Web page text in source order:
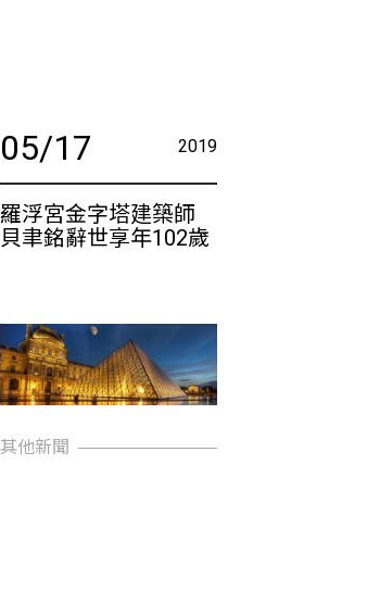
05/17 2019
羅浮宮金字塔建築師
貝聿銘辭世享年102歲
其他新聞